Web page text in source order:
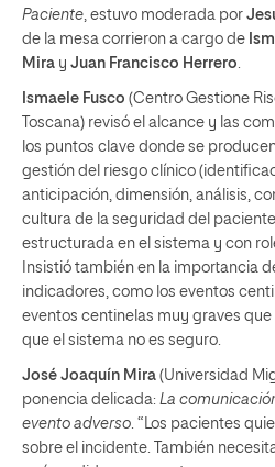
Paciente, estuvo moderada por
de la mesa corrieron a cargo de
Mira y Juan Francisco Herrero.
Ismaele Fusco (Centro Gestione
Toscana) revisó el alcance y las
los puntos clave donde se
gestión del riesgo clínico
anticipación, dimensión, análisis,
cultura de la seguridad del
estructurada en el sistema y con
Insistió también en la importancia
indicadores, como los eventos
eventos centinelas muy graves
que el sistema no es seguro.
José Joaquín Mira (Universidad
ponencia delicada: La
evento adverso. “Los pacientes
sobre el incidente. También